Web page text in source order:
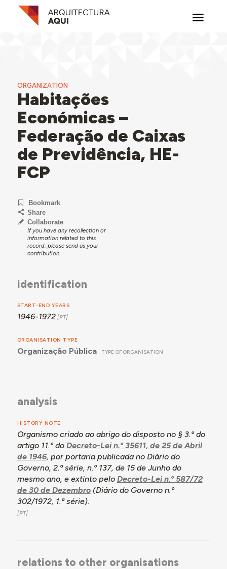
ORGANIZATION
Habitações
Económicas –
Federação de Caixas
de Previdência, HE-
FCP
Bookmark
Share
Collaborate
If you have any recollection or
information related to this
record, please send us your
contribution.
identification
START-END YEARS
1946-1972
ORGANISATION TYPE
Organização Pública TYPE OF ORGANISATION
analysis
HISTORY NOTE
Organismo criado ao abrigo do disposto no § 3.º do
artigo 11.º do Decreto-Lei n.º 35611, de 25 de Abril
de 1946, por portaria publicada no Diário do
Governo, 2.ª série, n.º 137, de 15 de Junho do
mesmo ano, e extinto pelo Decreto-Lei n.º 587/72
de 30 de Dezembro(Diário do Governo n.º
302/1972, 1.ª série).
relations to other organisations